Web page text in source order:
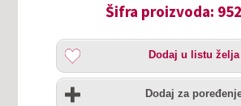
Šifra proizvoda:
Dodaj
listu
želja
Dodaj u listu želja
Uporedi
Dodaj za